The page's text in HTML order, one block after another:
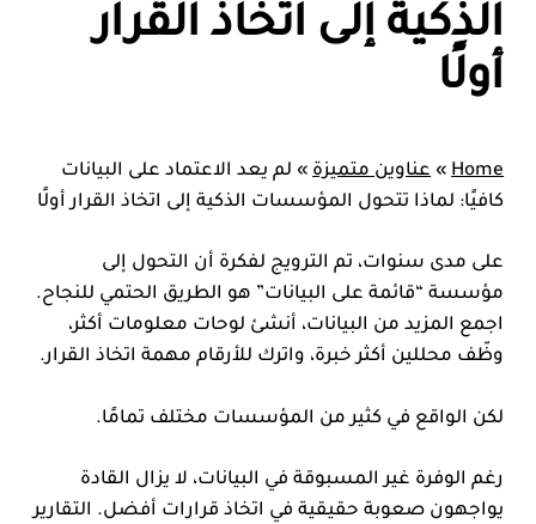
الذكية إلى اتخاذ القرار
أولًا
Home
»عناوين متميزة» لم يعد الاعتماد على البيانات
كافيًا: لماذا تتحول المؤسسات الذكية إلى اتخاذ القرار أولًا
على مدى سنوات، تم الترويج لفكرة أن التحول إلى
مؤسسة “قائمة على البيانات” هو الطريق الحتمي للنجاح.
اجمع المزيد من البيانات، أنشئ لوحات معلومات أكثر،
وظّف محللين أكثر خبرة، واترك للأرقام مهمة اتخاذ القرار.
لكن الواقع في كثير من المؤسسات مختلف تمامًا.
رغم الوفرة غير المسبوقة في البيانات، لا يزال القادة
يواجهون صعوبة حقيقية في اتخاذ قرارات أفضل. التقارير